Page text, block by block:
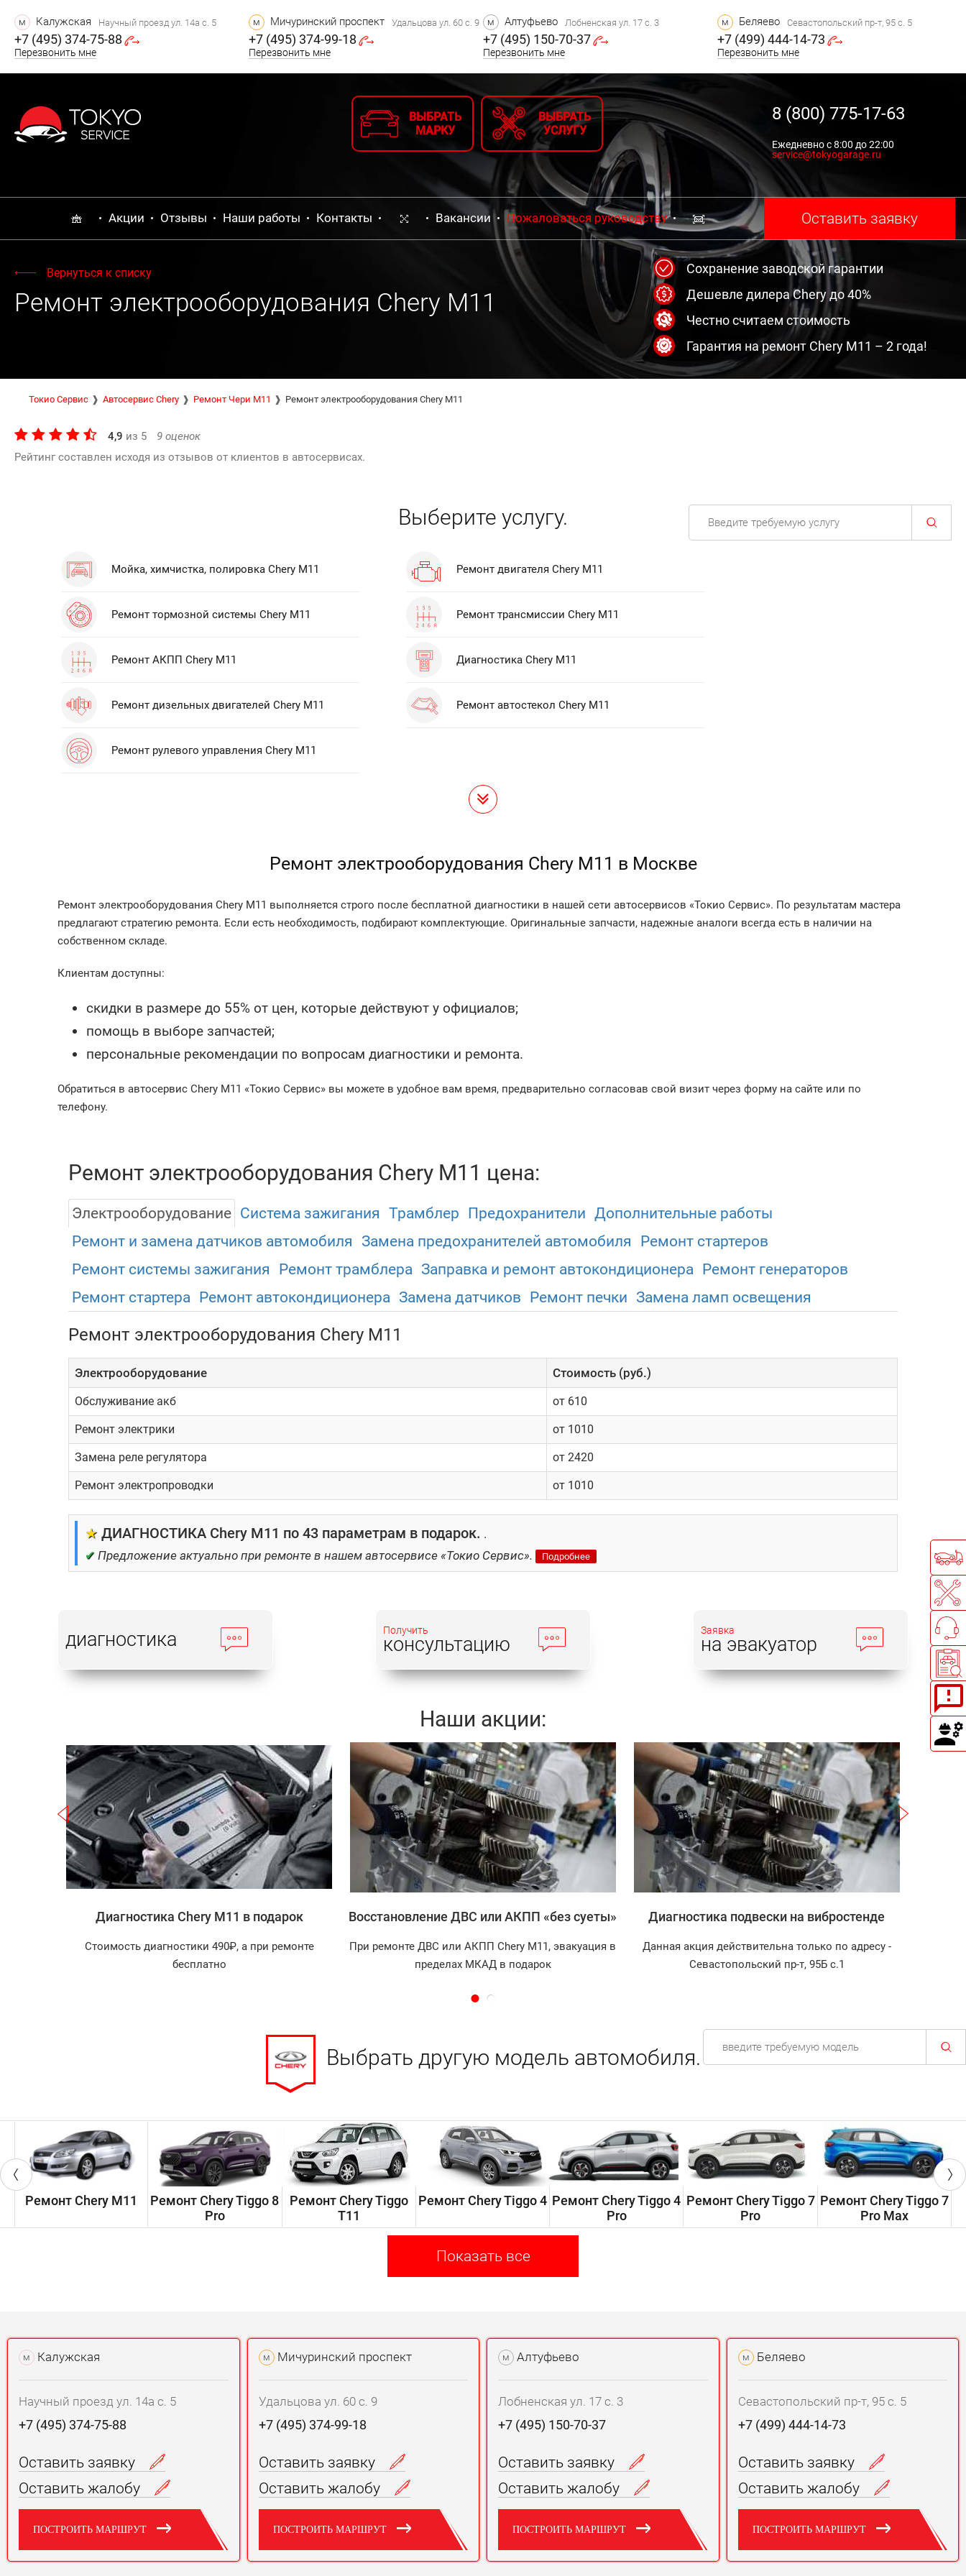
м Калужская Научный проезд ул. 14а с. 5
+7 (495) 374-75-88
Перезвонить мне
м Мичуринский проспект Удальцова ул. 60 с. 9
+7 (495) 374-99-18
Перезвонить мне
м Алтуфьево Лобненская ул. 17 с. 3
+7 (495) 150-70-37
Перезвонить мне
м Беляево Севастопольский пр-т, 95 с. 5
+7 (499) 444-14-73
Перезвонить мне
ВЫБРАТЬ
МАРКУ
ВЫБРАТЬ
УСЛУГУ
8 (800) 775-17-63
Ежедневно с 8:00 до 22:00
service@tokyogarage.ru
Акции Отзывы Наши работы Контакты Вакансии Пожаловаться руководству Оставить заявку
Вернуться к списку
Ремонт электрооборудования Chery M11
Сохранение заводской гарантии
Дешевле дилера Chery до 40%
Честно считаем стоимость
Гарантия на ремонт Chery M11 – 2 года!
Токио Сервис Автосервис Chery Ремонт Чери М11 Ремонт электрооборудования Chery M11
4,9 из 5 9 оценок
Рейтинг составлен исходя из отзывов от клиентов в автосервисах.
Выберите услугу.
Мойка, химчистка, полировка Chery M11 Ремонт двигателя Chery M11
Ремонт тормозной системы Chery M11 Ремонт трансмиссии Chery M11
Ремонт АКПП Chery M11 Диагностика Chery M11
Ремонт дизельных двигателей Chery M11 Ремонт автостекол Chery M11
Ремонт рулевого управления Chery M11
Ремонт электрооборудования Chery M11 в Москве
Ремонт электрооборудования Chery M11 выполняется строго после бесплатной диагностики в нашей сети автосервисов «Токио Сервис». По результатам мастера
предлагают стратегию ремонта. Если есть необходимость, подбирают комплектующие. Оригинальные запчасти, надежные аналоги всегда есть в наличии на
собственном складе.
Клиентам доступны:
скидки в размере до 55% от цен, которые действуют у официалов;
помощь в выборе запчастей;
персональные рекомендации по вопросам диагностики и ремонта.
Обратиться в автосервис Chery M11 «Токио Сервис» вы можете в удобное вам время, предварительно согласовав свой визит через форму на сайте или по
телефону.
Ремонт электрооборудования Chery M11 цена:
Электрооборудование Система зажигания Трамблер Предохранители Дополнительные работы
Ремонт и замена датчиков автомобиля
Замена предохранителей автомобиля
Ремонт стартеров
Ремонт системы зажигания
Ремонт трамблера Заправка и ремонт автокондиционера Ремонт генераторов
Ремонт стартера Ремонт автокондиционера Замена датчиков Ремонт печки Замена ламп освещения
Ремонт электрооборудования Chery M11
Электрооборудование Cтоимость (руб.)
Обслуживание акб от 610
Ремонт электрики от 1010
Замена реле регулятора от 2420
Ремонт электропроводки от 1010
★ ДИАГНОСТИКА Chery M11 по 43 параметрам в подарок. .
✔ Предложение актуально при ремонте в нашем автосервисе «Токио Сервис». Подробнее
диагностика Получить
консультацию
Заявка
на эвакуатор
Наши акции:
Записаться
Диагностика Chery M11 в подарок
Стоимость диагностики 490₽, а при ремонте
бесплатно
Записаться
Восстановление ДВС или АКПП «без суеты»
При ремонте ДВС или АКПП Chery M11, эвакуация в
пределах МКАД в подарок
Записаться
Диагностика подвески на вибростенде
Данная акция действительна только по адресу -
Севастопольский пр-т, 95Б с.1
Выбрать другую модель автомобиля.
Ремонт Chery M11
Ремонт Chery Tiggo 8
Pro
Ремонт Chery Tiggo
T11
Ремонт Chery Tiggo 4 Ремонт Chery Tiggo 4
Pro
Ремонт Chery Tiggo 7
Pro
Ремонт Chery Tiggo 7
Pro Max
Показать все
м Калужская
Научный проезд ул. 14а с. 5
+7 (495) 374-75-88
Оставить заявку
Оставить жалобу
ПОСТРОИТЬ МАРШРУТ
м Мичуринский проспект
Удальцова ул. 60 с. 9
+7 (495) 374-99-18
Оставить заявку
Оставить жалобу
ПОСТРОИТЬ МАРШРУТ
м Алтуфьево
Лобненская ул. 17 с. 3
+7 (495) 150-70-37
Оставить заявку
Оставить жалобу
ПОСТРОИТЬ МАРШРУТ
м Беляево
Севастопольский пр-т, 95 с. 5
+7 (499) 444-14-73
Оставить заявку
Оставить жалобу
ПОСТРОИТЬ МАРШРУТ